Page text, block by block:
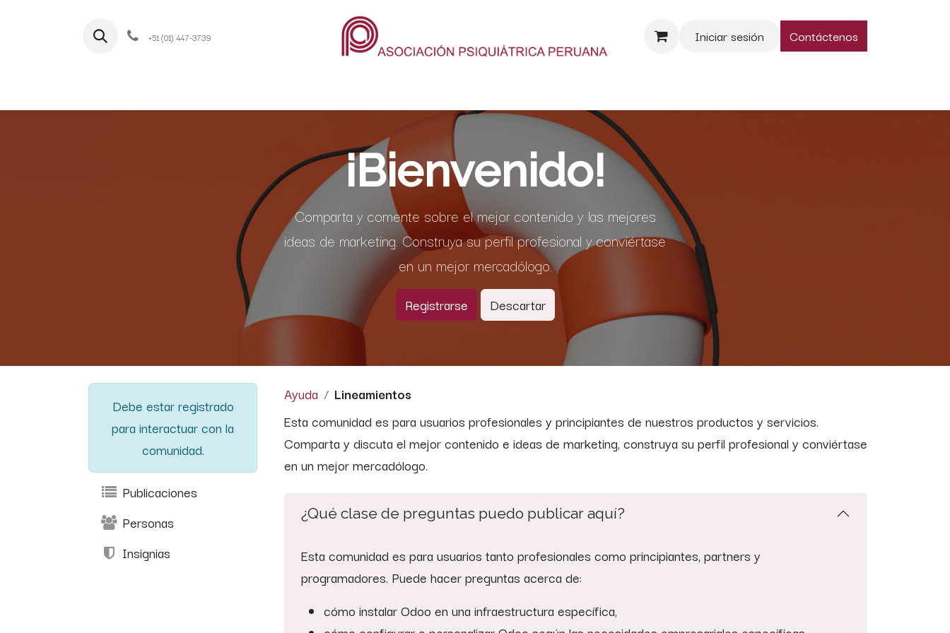
+51 (01) 447-3739 Iniciar sesión Contáctenos
¡Bienvenido!
Comparta y comente sobre el mejor contenido y las mejores
ideas de marketing. Construya su perfil profesional y conviértase
en un mejor mercadólogo.
Registrarse Descartar
Debe estar registrado
para interactuar con la
comunidad.
Publicaciones
Personas
Insignias
Ayuda
Lineamientos
Esta comunidad es para usuarios profesionales y principiantes de nuestros productos y servicios.
Comparta y discuta el mejor contenido e ideas de marketing, construya su perfil profesional y conviértase
en un mejor mercadólogo.
¿Qué clase de preguntas puedo publicar aquí?
Esta comunidad es para usuarios tanto profesionales como principiantes, partners y
programadores. Puede hacer preguntas acerca de:
cómo instalar Odoo en una infraestructura específica,